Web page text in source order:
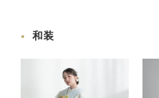
和装